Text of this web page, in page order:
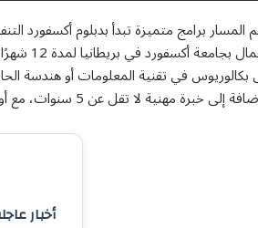
المسار برامج متميزة تبدأ بدبلوم أكسفورد
خبرة مهنية لا تقل عن 5 سنوات، مع أولوية لمن لديه خلفية في الذكاء الاصطناعي.
أخبار